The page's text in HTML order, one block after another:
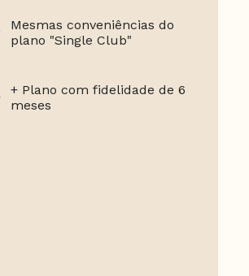
Mesmas conveniências do
plano "Single Club"
+ Plano com fidelidade de 6
meses